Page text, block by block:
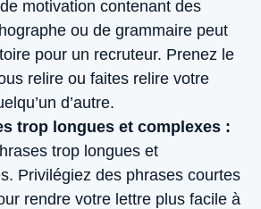
motivation contenant des
ou de grammaire peut
pour un recruteur. Prenez le
relire ou faites relire votre
d’autre.
trop longues et complexes :
trop longues et
Privilégiez des phrases courtes
rendre votre lettre plus facile à